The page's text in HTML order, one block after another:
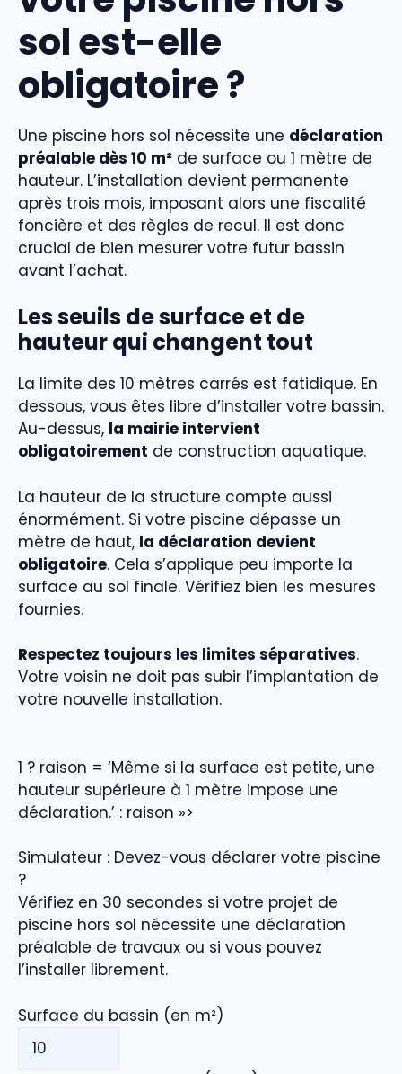
sol est-elle
obligatoire ?
Une piscine hors sol nécessite une déclaration
préalable dès 10 m² de surface ou 1 mètre de
hauteur. L’installation devient permanente
après trois mois, imposant alors une fiscalité
foncière et des règles de recul. Il est donc
crucial de bien mesurer votre futur bassin
avant l’achat.
Les seuils de surface et de
hauteur qui changent tout
La limite des 10 mètres carrés est fatidique. En
dessous, vous êtes libre d’installer votre bassin.
Au-dessus, la mairie intervient
obligatoirement de construction aquatique.
La hauteur de la structure compte aussi
énormément. Si votre piscine dépasse un
mètre de haut, la déclaration devient
obligatoire. Cela s’applique peu importe la
surface au sol finale. Vérifiez bien les mesures
fournies.
Respectez toujours les limites séparatives.
Votre voisin ne doit pas subir l’implantation de
votre nouvelle installation.
1 ? raison = ‘Même si la surface est petite, une
hauteur supérieure à 1 mètre impose une
déclaration.’ : raison »>
Simulateur : Devez-vous déclarer votre piscine
?
Vérifiez en 30 secondes si votre projet de
piscine hors sol nécessite une déclaration
préalable de travaux ou si vous pouvez
l’installer librement.
Surface du bassin (en m²)